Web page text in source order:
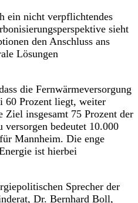
ein nicht verpflichtendes
sieht
den Anschluss ans
Lösungen
die Fernwärmeversorgung
60 Prozent liegt, weiter
insgesamt 75 Prozent der
bedeutet 10.000
Mannheim. Die enge
ist hierbei
Sprecher der
Dr. Bernhard Boll,